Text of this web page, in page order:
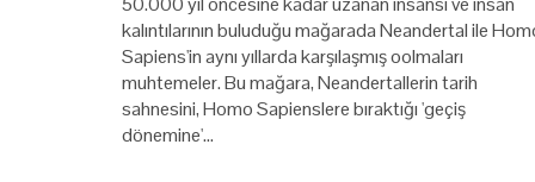
kalıntılarının buluduğu mağarada Neandertal ile
Sapiens'in aynı yıllarda karşılaşmış oolmaları
muhtemeler. Bu mağara, Neandertallerin tarih
sahnesini, Homo Sapienslere bıraktığı 'geçiş
dönemine'…